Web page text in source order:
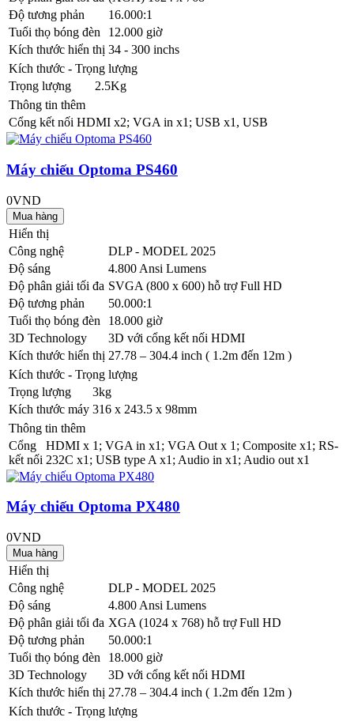
Độ tương phản
16.000:1
Tuổi thọ bóng đèn
12.000 giờ
Kích thước hiển thị 34 - 300 inchs
Kích thước - Trọng lượng
Trọng lượng
2.5Kg
Thông tin thêm
Cổng kết nối HDMI x2; VGA in x1; USB x1, USB
Máy chiếu Optoma PS460
0VND
Hiển thị
Công nghệ
DLP - MODEL 2025
Độ sáng
4.800 Ansi Lumens
Độ phân giải tối đa SVGA (800 x 600) hỗ trợ Full HD
Độ tương phản
50.000:1
Tuổi thọ bóng đèn
18.000 giờ
3D Technology
3D với cổng kết nối HDMI
Kích thước hiển thị 27.78 – 304.4 inch ( 1.2m đến 12m )
Kích thước - Trọng lượng
Trọng lượng
3kg
Kích thước máy 316 x 243.5 x 98mm
Thông tin thêm
Cổng
kết nối
HDMI x 1; VGA in x1; VGA Out x 1; Composite x1; RS-
232C x1; USB type A x1; Audio in x1; Audio out x1
Máy chiếu Optoma PX480
0VND
Hiển thị
Công nghệ
DLP - MODEL 2025
Độ sáng
4.800 Ansi Lumens
Độ phân giải tối đa XGA (1024 x 768) hỗ trợ Full HD
Độ tương phản
50.000:1
Tuổi thọ bóng đèn
18.000 giờ
3D Technology
3D với cổng kết nối HDMI
Kích thước hiển thị 27.78 – 304.4 inch ( 1.2m đến 12m )
Kích thước - Trọng lượng